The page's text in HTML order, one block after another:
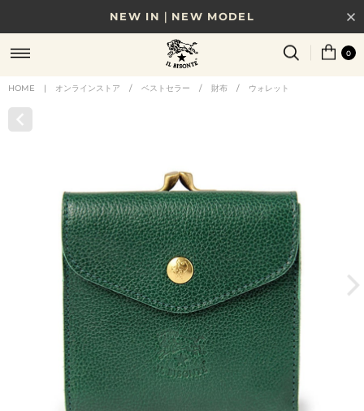
NEW IN｜NEW MODEL
8/17(月)10時まで｜税込11,000円以上で送料無料
贈る相手やシーンから選べる、新しいギフトガイド
0
HOME | オンラインストア / ベストセラー / 財布 / ウォレット